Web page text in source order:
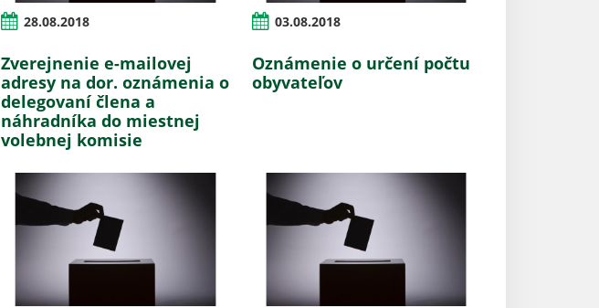
28.08.2018
Zverejnenie e-mailovej
adresy na dor. oznámenia o
delegovaní člena a
náhradníka do miestnej
volebnej komisie
03.08.2018
Oznámenie o určení počtu
obyvateľov